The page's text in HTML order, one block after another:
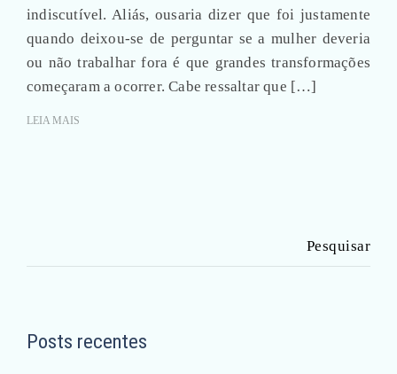
indiscutível. Aliás, ousaria dizer que foi justamente
quando deixou-se de perguntar se a mulher deveria
ou não trabalhar fora é que grandes transformações
começaram a ocorrer. Cabe ressaltar que […]
LEIA MAIS
Posts recentes